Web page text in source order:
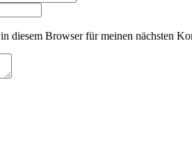
diesem Browser für meinen nächsten